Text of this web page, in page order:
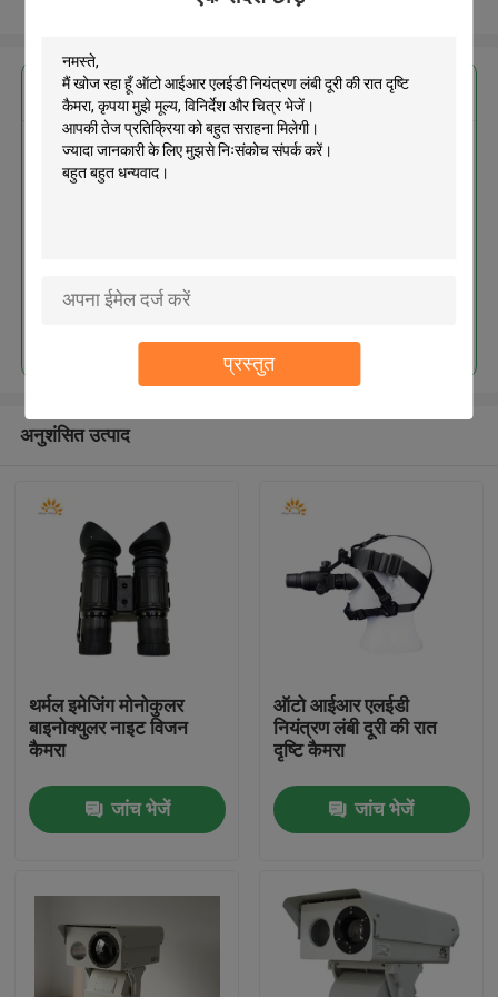
प्रस्तुत
उत्पाद
हमारे बारे में
सबसे उत्तम प्रतिदान प्राप्त करें
ऑटो आईआर एलईडी नियंत्रण लंबी दूरी की
अनुशंसित उत्पाद
थर्मल इमेजिंग मोनोकुलर
बाइनोक्युलर नाइट विजन
कैमरा
जांच भेजें
ऑटो आईआर एलईडी
नियंत्रण लंबी दूरी की रात
दृष्टि कैमरा
जांच भेजें